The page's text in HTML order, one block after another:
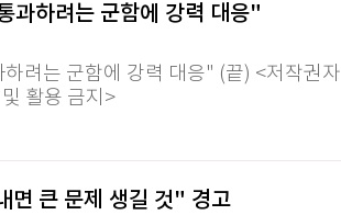
과하려는 군함에 강력 대응"
려는 군함에 강력 대응" (끝) <저작권자
활용 금지>
면 큰 문제 생길 것" 경고